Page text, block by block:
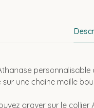
sur une chaine maille
graver sur le collier